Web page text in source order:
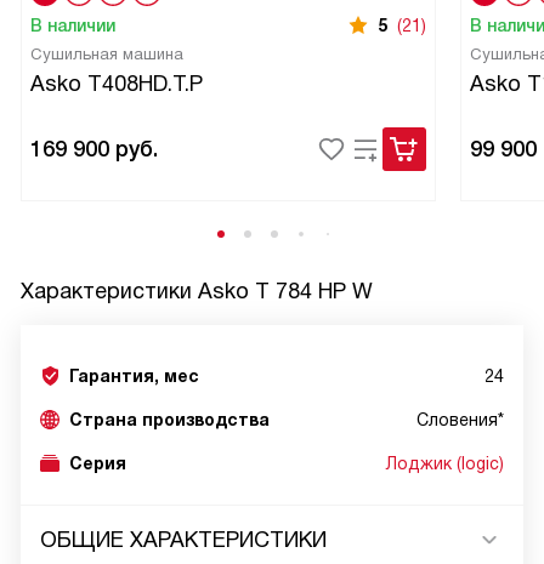
В наличии 5 (21)
Сушильная машина
Asko T408HD.T.P
169 900 руб.
В
Asko
99 900
Характеристики Asko T 784 HP W
Гарантия, мес 24
Страна производства Словения*
Серия Лоджик (logic)
ОБЩИЕ ХАРАКТЕРИСТИКИ